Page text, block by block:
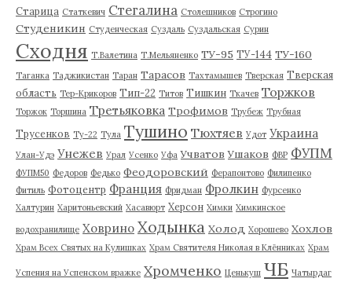
Старица Статкевич Стегалина Столешников Строгино
Студеникин Студенческая Суздаль Суздальская Сурин
Сходня Т.Валетина Т.Мельяненко ТУ-95 ТУ-144 ТУ-160
Таганка Таджикистан Таран Тарасов Тахтамышев Тверская Тверская
область Тер-Крикоров Тип-22 Титов Тишкин Ткачев Торжков
Торжок Торшина Третьяковка Трофимов Трубеж Трубная
Трусенков Ту-22 Тула Тушино Тюхтяев Удот Украина
Улан-Удэ Унежев Урал Усенко Уфа Учватов Ушаков ФВР ФУПМ
ФУПМ50 Федоров Федько Феодоровский Ферапонтово Филипенко
Фитиль Фотоцентр Франция Фридман Фролкин Фурсенко
Халтурин Харитоньевский Хасавюрт Херсон Химки Химкинское
водохранилище Ховрино Ходынка Холод Хорошево Хохлов
Храм Всех Святых на Кулишках Храм Святителя Николая в Клённиках Храм
Успения на Успенском вражке Хромченко Ценькуш ЧБ Чатырдаг